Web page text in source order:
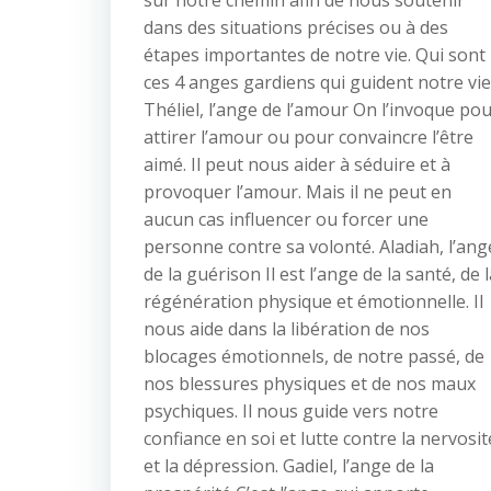
dans des situations précises ou à des
étapes importantes de notre vie. Qui sont
ces 4 anges gardiens qui guident notre
Théliel, l’ange de l’amour On l’invoque
attirer l’amour ou pour convaincre l’être
aimé. Il peut nous aider à séduire et à
provoquer l’amour. Mais il ne peut en
aucun cas influencer ou forcer une
personne contre sa volonté. Aladiah,
de la guérison Il est l’ange de la santé, de
régénération physique et émotionnelle. Il
nous aide dans la libération de nos
blocages émotionnels, de notre passé, de
nos blessures physiques et de nos maux
psychiques. Il nous guide vers notre
confiance en soi et lutte contre la
et la dépression. Gadiel, l’ange de la